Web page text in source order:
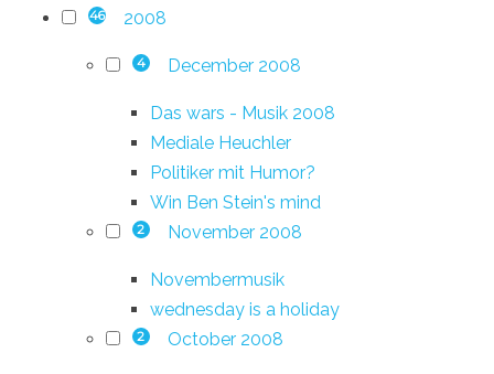
46 2008
4 December 2008
Das wars - Musik 2008
Mediale Heuchler
Politiker mit Humor?
Win Ben Stein's mind
2 November 2008
Novembermusik
wednesday is a holiday
2 October 2008